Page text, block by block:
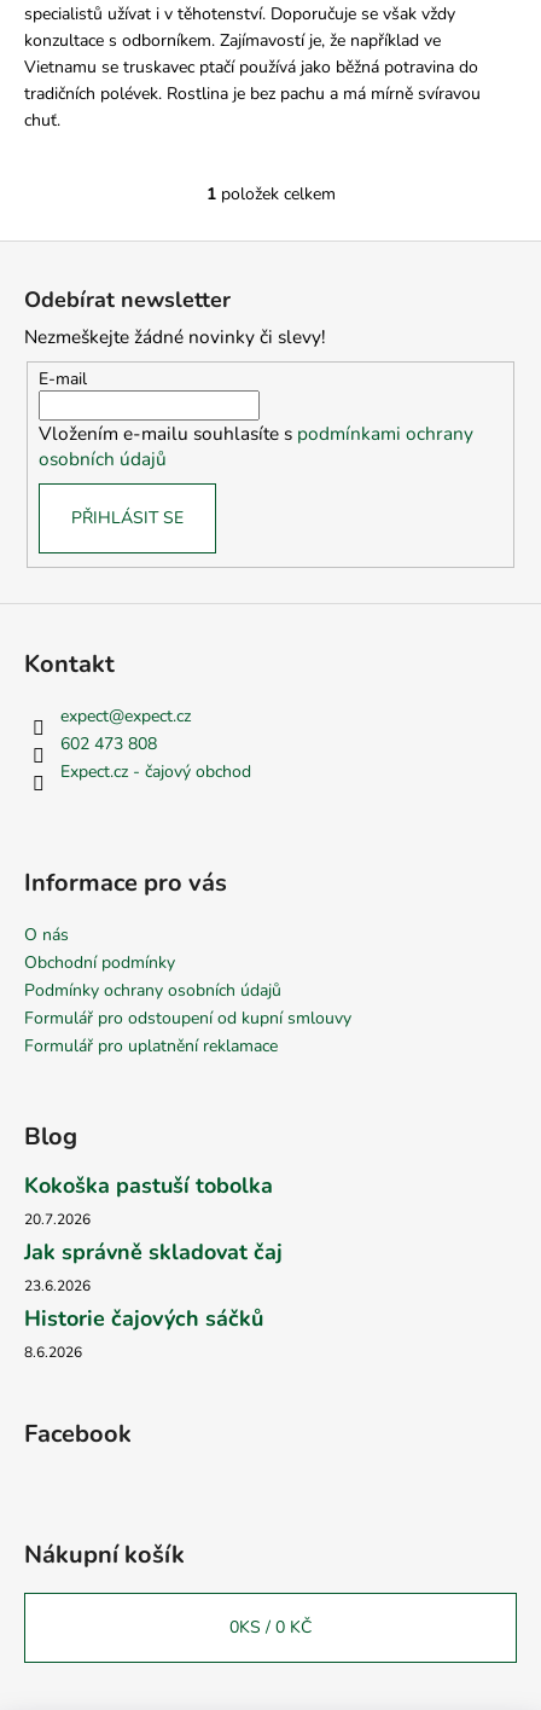
specialistů užívat i v těhotenství. Doporučuje se však vždy
konzultace s odborníkem. Zajímavostí je, že například ve
Vietnamu se truskavec ptačí používá jako běžná potravina do
tradičních polévek. Rostlina je bez pachu a má mírně svíravou
chuť.
O
a
c
r
ý
p
1položek celkem
Odebírat newsletter
Nezmeškejte žádné novinky či slevy!
E-mail
Vložením e-mailu souhlasíte s podmínkami ochrany
osobních údajů
PŘIHLÁSIT SE
Kontakt
expect@expect.cz
602 473 808
Expect.cz - čajový obchod
Informace pro vás
O nás
Obchodní podmínky
Podmínky ochrany osobních údajů
Formulář pro odstoupení od kupní smlouvy
Formulář pro uplatnění reklamace
Blog
Kokoška pastuší tobolka
20.7.2026
Jak správně skladovat čaj
23.6.2026
Historie čajových sáčků
8.6.2026
Facebook
Nákupní košík
0KS / 0 KČ